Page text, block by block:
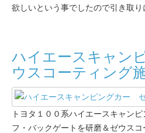
欲しいという事でしたので引き取り
ハイエースキャン
ウスコーティング
トヨタ１００系ハイエースキャン
フ・バックゲートを研磨＆ゼウス